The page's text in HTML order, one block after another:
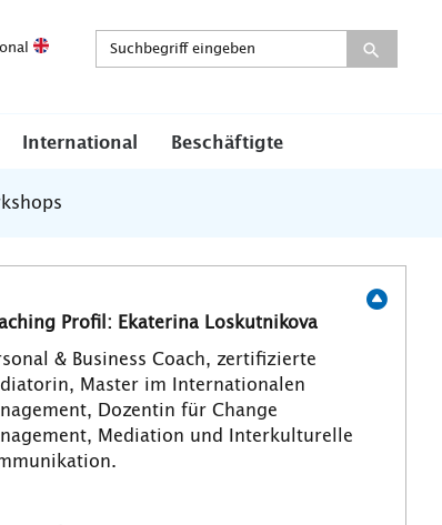
International Beschäftigte
Profil: Ekaterina Loskutnikova
& Business Coach, zertifizierte
Master im Internationalen
Dozentin für Change
Mediation und Interkulturelle